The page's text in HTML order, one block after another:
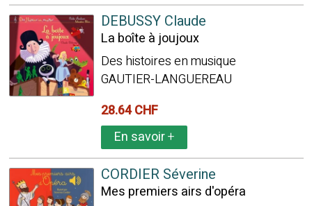
DEBUSSY Claude
La boîte à joujoux
Des histoires en musique
GAUTIER-LANGUEREAU
28.64 CHF
En savoir+
CORDIER Séverine
Mes premiers airs d'opéra